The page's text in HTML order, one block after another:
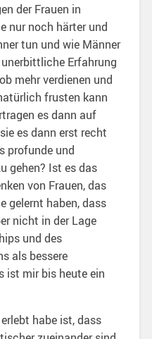
der Frauen in
nur noch härter und
tun und wie Männer
Erfahrung
mehr verdienen und
frusten kann
es dann auf
es dann erst recht
profunde und
gehen? Ist es das
von Frauen, das
gelernt haben, dass
nicht in der Lage
und des
als bessere
ist mir bis heute ein
habe ist, dass